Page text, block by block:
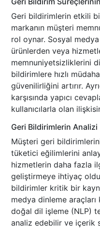
Geri bildirimlerin etkili
markanın müşteri
rol oynar. Sosyal medya
ürünlerden veya
memnuniyetsizliklerini
bildirimlere hızlı
güvenilirliğini artırır.
karşısında yapıcı
kullanıcılarla olan
Geri Bildirimlerin Analizi
Müşteri geri
tüketici eğilimlerini
hizmetlerin daha fazla
geliştirmeye ihtiyaç
bildirimler kritik bir
medya dinleme araçları
doğal dil işleme (NLP)
analiz edebilir ve içerik